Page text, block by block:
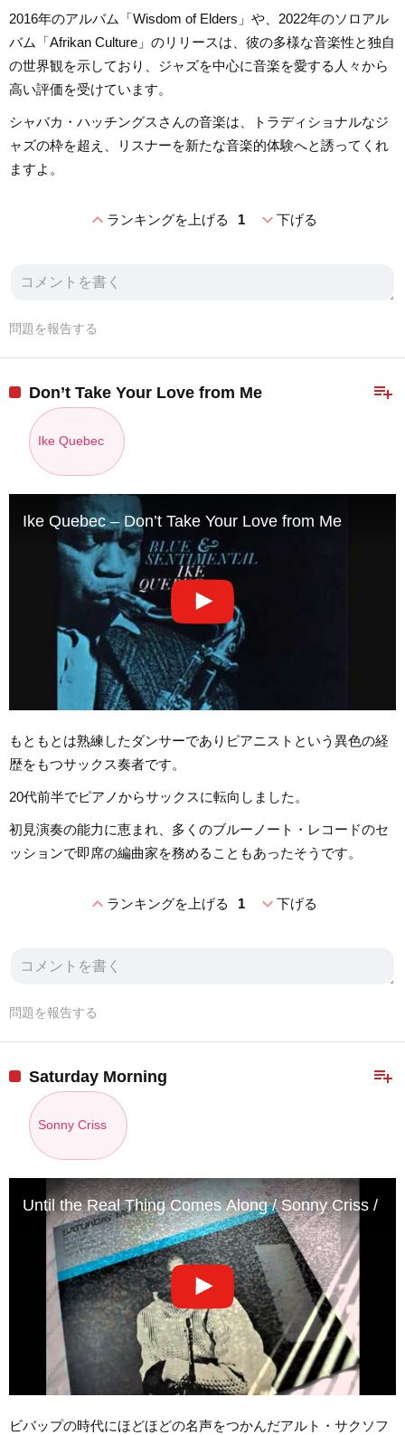
2016年のアルバム「Wisdom of Elders」や、2022年のソロアル
バム「Afrikan Culture」のリリースは、彼の多様な音楽性と独自
の世界観を示しており、ジャズを中心に音楽を愛する人々から
高い評価を受けています。
シャバカ・ハッチングスさんの音楽は、トラディショナルなジ
ャズの枠を超え、リスナーを新たな音楽的体験へと誘ってくれ
ますよ。
expand_lessランキングを上げる 1 expand_more下げる
問題を報告する
playlist_add
Don’t Take Your Love from Me
Ike Quebec
Ike Quebec – Don’t Take Your Love from Me
もともとは熟練したダンサーでありピアニストという異色の経
歴をもつサックス奏者です。
20代前半でピアノからサックスに転向しました。
初見演奏の能力に恵まれ、多くのブルーノート・レコードのセ
ッションで即席の編曲家を務めることもあったそうです。
expand_lessランキングを上げる 1 expand_more下げる
問題を報告する
playlist_add
Saturday Morning
Sonny Criss
Until the Real Thing Comes Along / Sonny Criss /
ビバップの時代にほどほどの名声をつかんだアルト・サクソフ